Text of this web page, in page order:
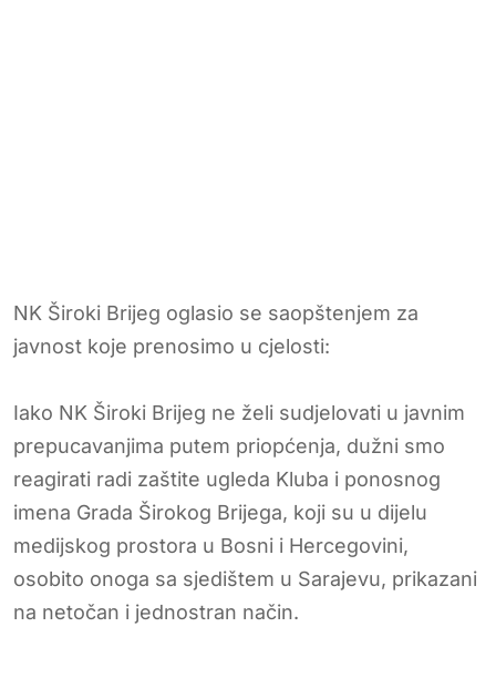
NK Široki Brijeg oglasio se saopštenjem za
javnost koje prenosimo u cjelosti:
Iako NK Široki Brijeg ne želi sudjelovati u javnim
prepucavanjima putem priopćenja, dužni smo
reagirati radi zaštite ugleda Kluba i ponosnog
imena Grada Širokog Brijega, koji su u dijelu
medijskog prostora u Bosni i Hercegovini,
osobito onoga sa sjedištem u Sarajevu, prikazani
na netočan i jednostran način.